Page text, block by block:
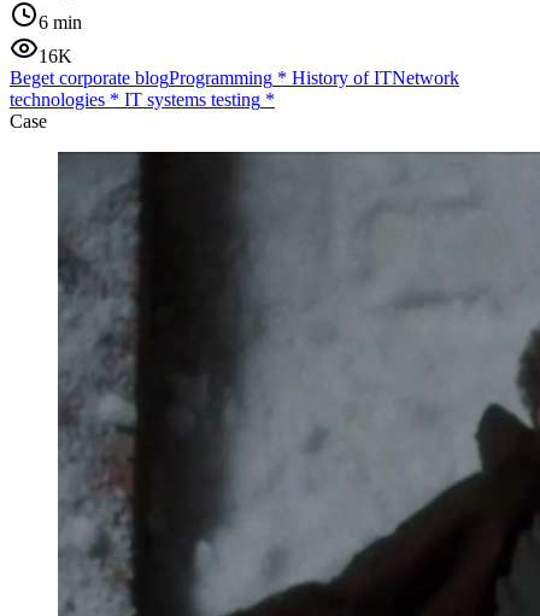
6 min
16K
Beget corporate blogProgramming * History of ITNetwork
technologies * IT systems testing *
Case